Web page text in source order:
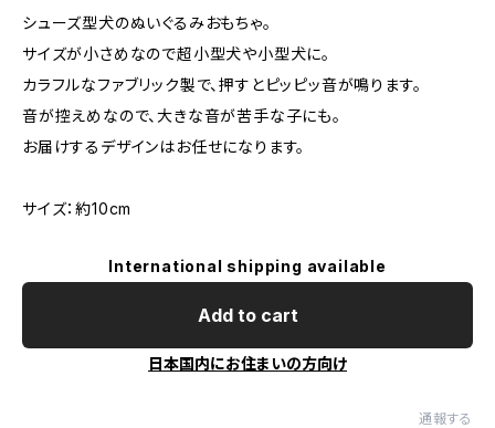
シューズ型犬のぬいぐるみおもちゃ。
サイズが小さめなので超小型犬や小型犬に。
カラフルなファブリック製で、押すとピッピッ音が鳴ります。
音が控えめなので、大きな音が苦手な子にも。
お届けするデザインはお任せになります。
サイズ：約10cm
International shipping available
Add to cart
日本国内にお住まいの方向け
通報する